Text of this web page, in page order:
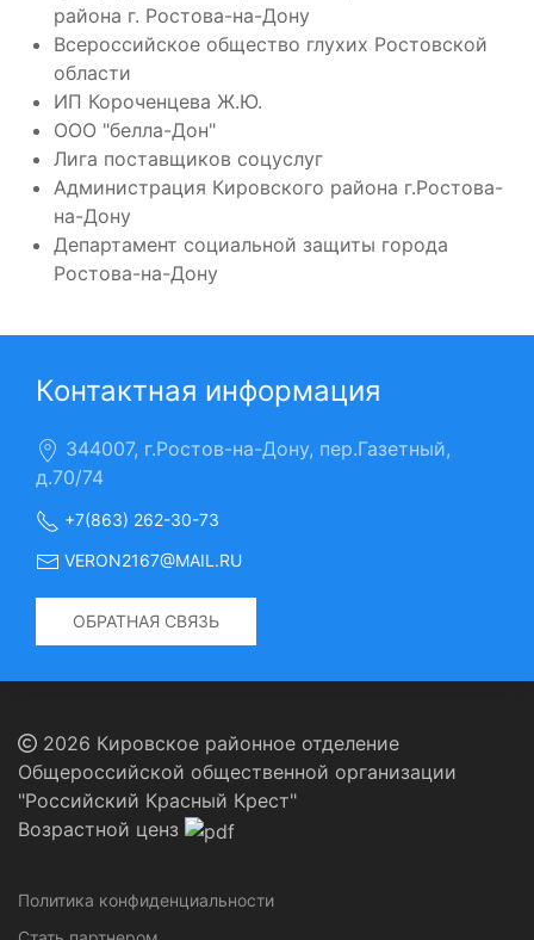
района г. Ростова-на-Дону
Всероссийское общество глухих Ростовской
области
ИП Короченцева Ж.Ю.
ООО "белла-Дон"
Лига поставщиков соцуслуг
Администрация Кировского района г.Ростова-
на-Дону
Департамент социальной защиты города
Ростова-на-Дону
Контактная информация
344007, г.Ростов-на-Дону, пер.Газетный,
д.70/74
+7(863) 262-30-73
VERON2167@MAIL.RU
ОБРАТНАЯ СВЯЗЬ
2026 Кировское районное отделение
Общероссийской общественной организации
"Российский Красный Крест"
Возрастной ценз
Политика конфиденциальности